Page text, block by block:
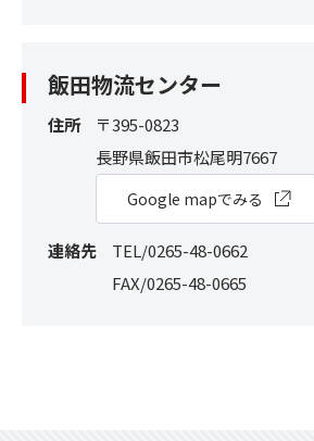
飯田物流センター
住所
〒395-0823
長野県飯田市松尾明7667
Google mapでみる
連絡先
TEL/0265-48-0662
FAX/0265-48-0665